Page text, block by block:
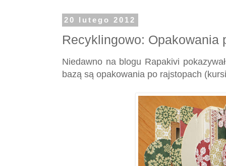
20 lutego 2012
Recyklingowo: Opakowania
Niedawno na blogu Rapakivi
bazą są opakowania po rajstopach